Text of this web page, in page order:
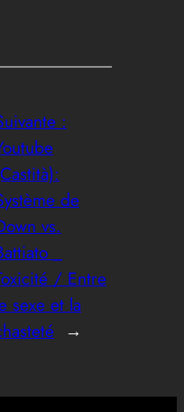
:
de
vs.
_
/ Entre
sexe et la
→